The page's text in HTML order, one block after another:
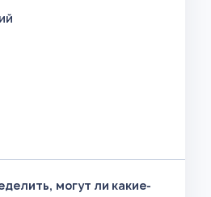
могут ли какие-